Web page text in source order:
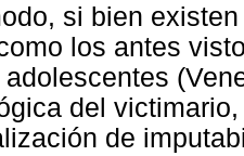
si bien
los antes
del
de